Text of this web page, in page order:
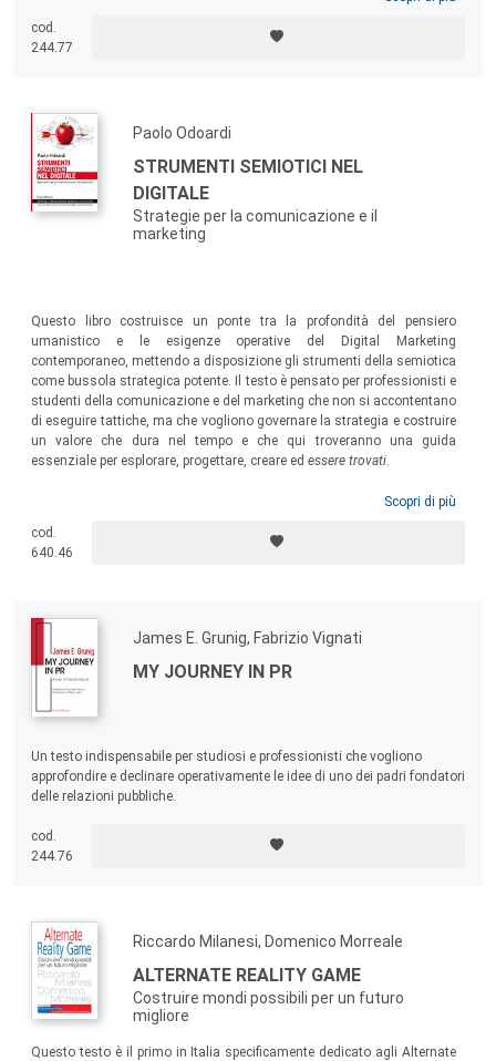
cod.
244.77
Paolo Odoardi
STRUMENTI SEMIOTICI NEL
DIGITALE
Strategie per la comunicazione e il
marketing
Questo libro costruisce un ponte tra la profondità del pensiero
umanistico e le esigenze operative del Digital Marketing
contemporaneo, mettendo a disposizione gli strumenti della semiotica
come bussola strategica potente. Il testo è pensato per professionisti e
studenti della comunicazione e del marketing che non si accontentano
di eseguire tattiche, ma che vogliono governare la strategia e costruire
un valore che dura nel tempo e che qui troveranno una guida
essenziale per esplorare, progettare, creare ed essere trovati
Scopri di più
cod.
640.46
James E. Grunig, Fabrizio Vignati
MY JOURNEY IN PR
Un testo indispensabile per studiosi e professionisti che vogliono
approfondire e declinare operativamente le idee di uno dei padri fondatori
delle relazioni pubbliche.
cod.
244.76
Riccardo Milanesi, Domenico Morreale
ALTERNATE REALITY GAME
Costruire mondi possibili per un futuro
migliore
Questo testo è il primo in Italia specificamente dedicato agli Alternate